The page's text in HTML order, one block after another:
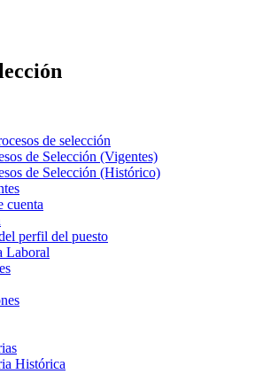
de selección
de Selección (Vigentes)
de Selección (Histórico)
cuenta
perfil del puesto
Laboral
Histórica